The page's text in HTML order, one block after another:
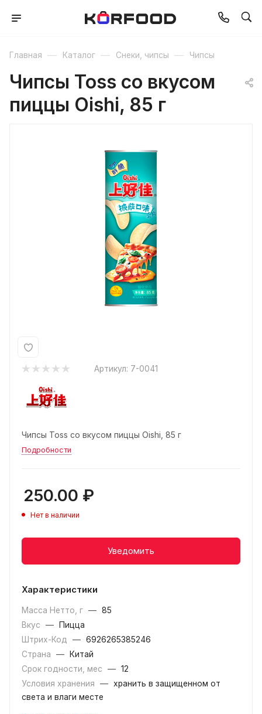
Главная — Каталог — Снеки, чипсы — Чипсы
Чипсы Toss со вкусом
пиццы Oishi, 85 г
Артикул: 7-0041
Чипсы Toss со вкусом пиццы Oishi, 85 г
Подробности
250.00 ₽
Нет в наличии
Уведомить
Характеристики
Масса Нетто, г — 85
Вкус
—
Пицца
Штрих-Код
— 6926265385246
Страна
—
Китай
Срок годности, мес
— 12
Условия хранения
— хранить в защищенном от
света и влаги месте